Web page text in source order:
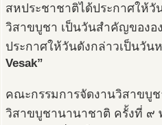
สหประชาชาติได้ประกาศให้
วิสาขบูชา เป็นวันสำคัญของอ
ประกาศให้วันดังกล่าวเป็นวั
Vesak”
คณะกรรมการจัดงานวิสาขบูช
วิสาขบูชานานาชาติ ครั้งที่ ๙